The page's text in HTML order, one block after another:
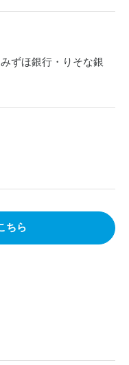
ずほ銀行・りそな銀
ちら